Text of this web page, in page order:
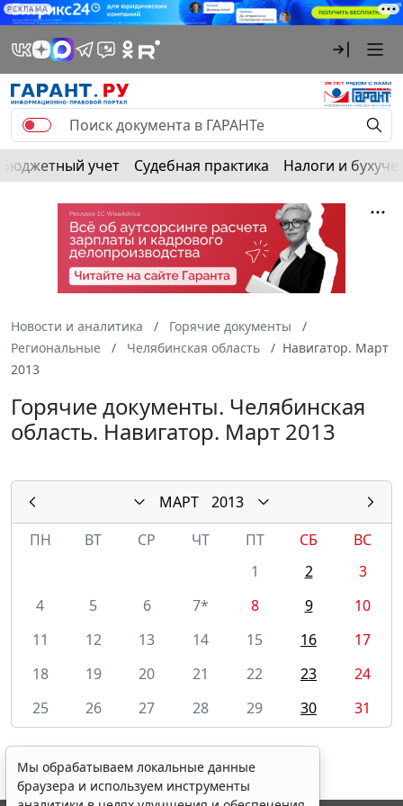
РЕКЛАМА
Бюджетный учет Судебная практика Налоги и
Новости и аналитика
Горячие документы
Региональные
Челябинская область
Навигатор. Март
2013
Горячие документы. Челябинская
область. Навигатор. Март 2013
МАРТ
2013
ПН
ВТ СР ЧТ ПТ СБ
ВС
1
2
3
4
5 6 7* 8 9
10
11
12 13 14 15 16
17
18
19 20 21 22 23
24
25
26 27 28 29 30 31
Мы обрабатываем локальные данные
браузера и используем инструменты